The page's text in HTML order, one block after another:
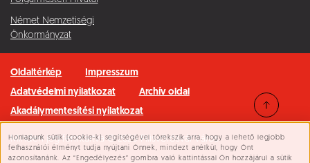
Süti beállítások
Honlapunk sütik (cookie-k) segítségével törekszik arra, hogy a lehető legjobb
felhasználói élményt tudja nyújtani Önnek, mindezt anélkül, hogy Önt
azonosítanánk. Az “Engedélyezés” gombra való kattintással Ön hozzájárul a sütik
Német Nemzetiségi
Önkormányzat
Oldaltérkép
Impresszum
Adatvédelmi nyilatkozat
Archív oldal
Akadálymentesítési nyilatkozat
Minden jog fenntartva © 2026 Pilisvörösvár Város